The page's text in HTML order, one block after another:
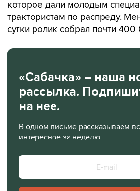
которое дали молодым
трактористам по распреду.
сутки ролик собрал почти
«Сабачка» – наша
рассылка.
на нее.
В одном письме рассказываем
интересное за неделю.